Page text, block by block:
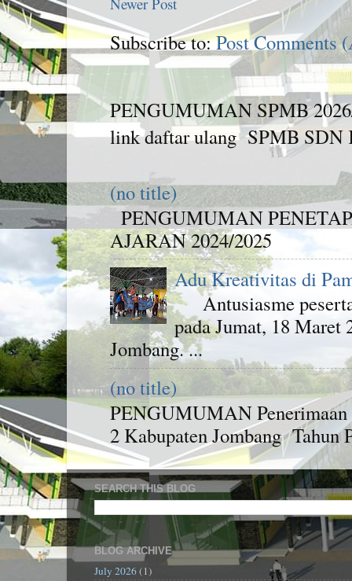
Subscribe to:Post Comments
PENGUMUMAN SPMB
link daftar ulang SPMB SDN
(no title)
PENGUMUMAN
AJARAN 2024/2025
Adu Kreativitas di
Antusiasme peserta
pada Jumat, 18 Maret
Jombang. ...
(no title)
PENGUMUMAN Penerimaan
2 Kabupaten Jombang Tahun
SEARCH THIS BLOG
BLOG ARCHIVE
July 2026(1)